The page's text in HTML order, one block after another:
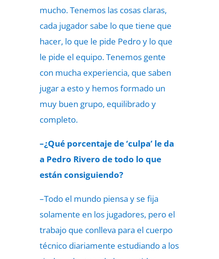
mucho. Tenemos las cosas claras,
cada jugador sabe lo que tiene que
hacer, lo que le pide Pedro y lo que
le pide el equipo. Tenemos gente
con mucha experiencia, que saben
jugar a esto y hemos formado un
muy buen grupo, equilibrado y
completo.
–¿Qué porcentaje de ‘culpa’ le da
a Pedro Rivero de todo lo que
están consiguiendo?
–Todo el mundo piensa y se fija
solamente en los jugadores, pero el
trabajo que conlleva para el cuerpo
técnico diariamente estudiando a los